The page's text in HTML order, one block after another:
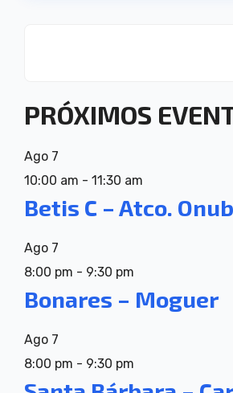
PRÓXIMOS
Ago 7
10:00 am - 11:30 am
Betis C – Atco.
Ago 7
8:00 pm - 9:30 pm
Bonares – Moguer
Ago 7
8:00 pm - 9:30 pm